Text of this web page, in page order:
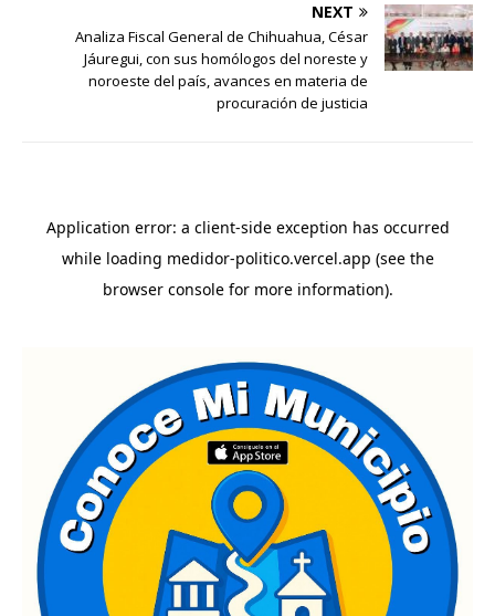
NEXT
Analiza Fiscal General de Chihuahua, César
Jáuregui, con sus homólogos del noreste y
noroeste del país, avances en materia de
procuración de justicia